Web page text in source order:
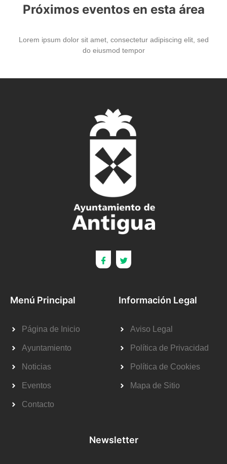
Próximos eventos en esta área
Lorem ipsum dolor sit amet, consectetur adipiscing elit, sed
do eiusmod tempor
Menú Principal
Página de Inicio
Ayuntamiento
Noticias
Eventos
Contacto
Información Legal
Aviso Legal
Política de Privacidad
Política de Cookies
Mapa de Sitio
Newsletter